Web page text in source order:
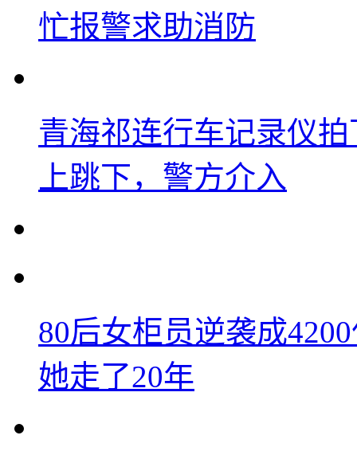
忙报警求助消防
青海祁连行车记录仪
上跳下，警方介入
80后女柜员逆袭成
她走了20年